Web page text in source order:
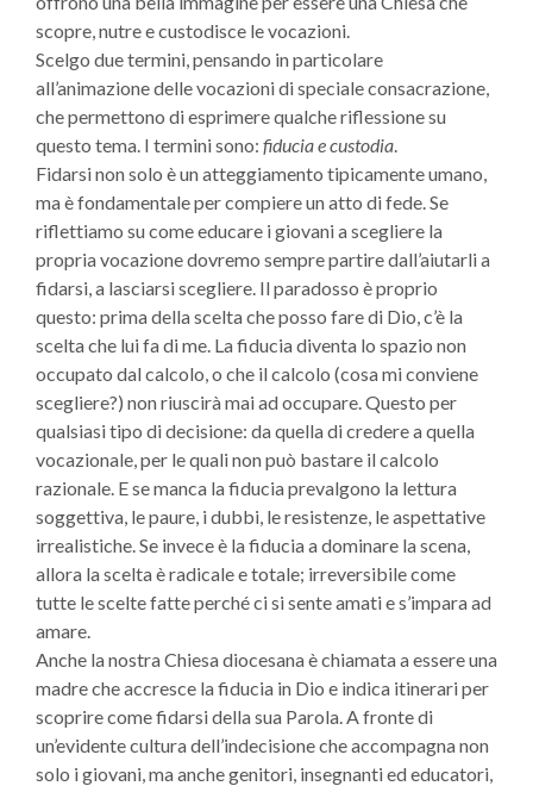
scopre, nutre e custodisce le vocazioni.
Scelgo due termini, pensando in particolare
all’animazione delle vocazioni di speciale consacrazione,
che permettono di esprimere qualche riflessione su
questo tema. I termini sono: fiducia ecustodia
Fidarsi non solo è un atteggiamento tipicamente umano,
ma è fondamentale per compiere un atto di fede. Se
riflettiamo su come educare i giovani a scegliere la
propria vocazione dovremo sempre partire dall’aiutarli a
fidarsi, a lasciarsi scegliere. Il paradosso è proprio
questo: prima della scelta che posso fare di Dio, c’è la
scelta che lui fa di me. La fiducia diventa lo spazio non
occupato dal calcolo, o che il calcolo (cosa mi conviene
scegliere?) non riuscirà mai ad occupare. Questo per
qualsiasi tipo di decisione: da quella di credere a quella
vocazionale, per le quali non può bastare il calcolo
razionale. E se manca la fiducia prevalgono la lettura
soggettiva, le paure, i dubbi, le resistenze, le aspettative
irrealistiche. Se invece è la fiducia a dominare la scena,
allora la scelta è radicale e totale; irreversibile come
tutte le scelte fatte perché ci si sente amati e s’impara ad
amare.
Anche la nostra Chiesa diocesana è chiamata a essere una
madre che accresce la fiducia in Dio e indica itinerari per
scoprire come fidarsi della sua Parola. A fronte di
un’evidente cultura dell’indecisione che accompagna non
solo i giovani, ma anche genitori, insegnanti ed educatori,